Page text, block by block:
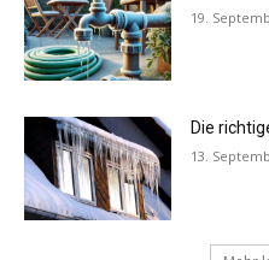
19.
Die
13.